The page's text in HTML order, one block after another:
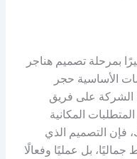
بمرحلة تصميم هناجر
الأساسية حجر
الشركة على فريق
المكانية
فإن التصميم الذي
بل عمليًا وفعالًا